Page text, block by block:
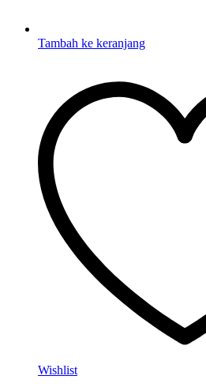
Tambah ke keranjang
Wishlist